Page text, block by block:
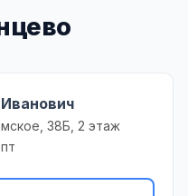
38Б, 2 этаж